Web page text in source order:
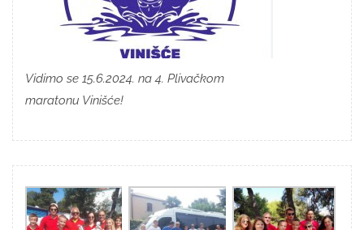
Vidimo se 15.6.2024. na 4. Plivačkom
maratonu Vinišće!